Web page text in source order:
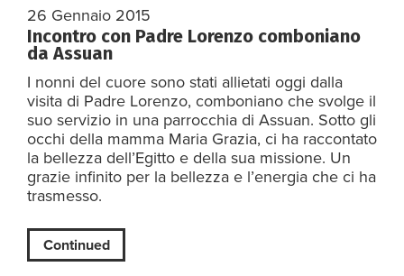
26 Gennaio 2015
Incontro con Padre Lorenzo comboniano
da Assuan
I nonni del cuore sono stati allietati oggi dalla
visita di Padre Lorenzo, comboniano che svolge il
suo servizio in una parrocchia di Assuan. Sotto gli
occhi della mamma Maria Grazia, ci ha raccontato
la bellezza dell’Egitto e della sua missione. Un
grazie infinito per la bellezza e l’energia che ci ha
trasmesso.
Continued